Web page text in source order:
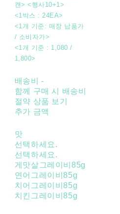
캔> <행사10+1>
<1박스 : 24EA>
<1개 기준: 매장 납품가
/ 소비자가>
<1개 기준 : 1,080 /
1,800>
배송비-
함께 구매 시 배송비
절약 상품 보기
추가 금액
맛
선택하세요.
선택하세요.
게맛살그레이비85g
연어그레이비85g
치어그레이비85g
치킨그레이비85g